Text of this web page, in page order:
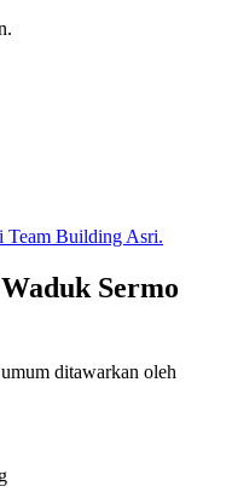
Team Building Asri.
Sermo
ditawarkan oleh